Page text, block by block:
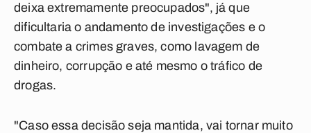
deixa extremamente preocupados", já que
dificultaria o andamento de investigações e o
combate a crimes graves, como lavagem de
dinheiro, corrupção e até mesmo o tráfico de
drogas.
"Caso essa decisão seja mantida, vai tornar muito